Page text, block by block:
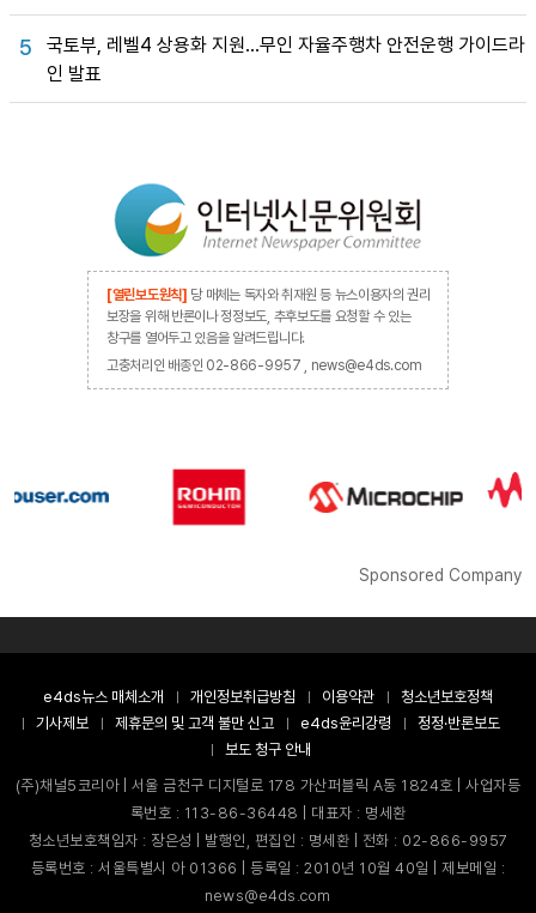
5
국토부, 레벨4 상용화 지원…무인 자율주행차 안전운행 가이드라
인 발표
[열린보도원칙] 당 매체는 독자와 취재원 등 뉴스이용자의 권리
보장을 위해 반론이나 정정보도, 추후보도를 요청할 수 있는
창구를 열어두고 있음을 알려드립니다.
고충처리인 배종인 02-866-9957 , news@e4ds.com
Sponsored Company
e4ds뉴스 매체소개 개인정보취급방침 이용약관
청소년보호정책
기사제보
제휴문의 및 고객 불만 신고 e4ds윤리강령
정정·반론보도
보도 청구 안내
(주)채널5코리아 | 서울 금천구 디지털로 178 가산퍼블릭 A동 1824호 | 사업자등
록번호 : 113-86-36448 | 대표자 : 명세환
청소년보호책임자 : 장은성 | 발행인, 편집인 : 명세환 | 전화 : 02-866-9957
등록번호 : 서울특별시 아 01366 | 등록일 : 2010년 10월 40일 | 제보메일 :
news@e4ds.com